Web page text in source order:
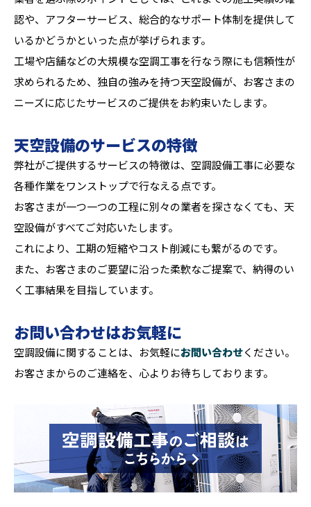
認や、アフターサービス、総合的なサポート体制を提供して
いるかどうかといった点が挙げられます。
工場や店舗などの大規模な空調工事を行なう際にも信頼性が
求められるため、独自の強みを持つ天空設備が、お客さまの
ニーズに応じたサービスのご提供をお約束いたします。
天空設備のサービスの特徴
弊社がご提供するサービスの特徴は、空調設備工事に必要な
各種作業をワンストップで行なえる点です。
お客さまが一つ一つの工程に別々の業者を探さなくても、天
空設備がすべてご対応いたします。
これにより、工期の短縮やコスト削減にも繋がるのです。
また、お客さまのご要望に沿った柔軟なご提案で、納得のい
く工事結果を目指しています。
お問い合わせはお気軽に
空調設備に関することは、お気軽にお問い合わせください。
お客さまからのご連絡を、心よりお待ちしております。